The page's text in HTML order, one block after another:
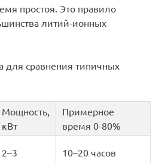
простоя. Это правило
литий-ионных
для сравнения типичных
Мощность,
кВт
Примерное
время 0-80%
2–3 10–20 часов